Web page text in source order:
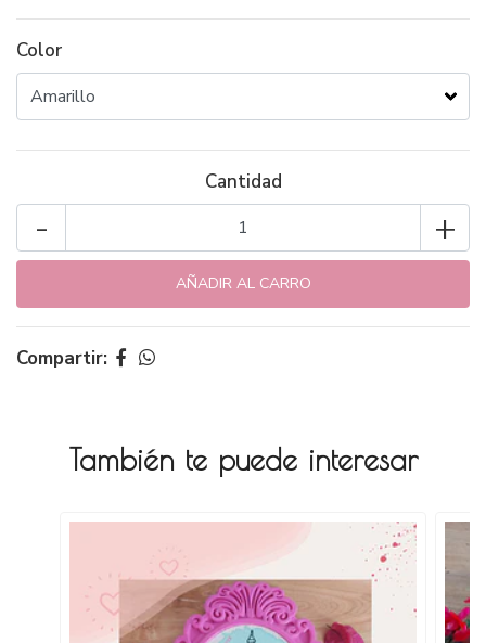
Color
Cantidad
+
-
Compartir:
También te puede interesar